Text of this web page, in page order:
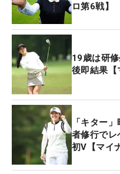
続いては5月上旬、試
アクセスのいい友人宅
「朝出掛けようと思っ
なくなっていました」
っていたのだ。盗難の
代車もこれで使えなく
乗ることになった。
ここまでは完全な被害
注意から軽微な事故を
ロ第6戦】
19歳は研
後即結果【
「キター
者修行でレ
初V【マイ